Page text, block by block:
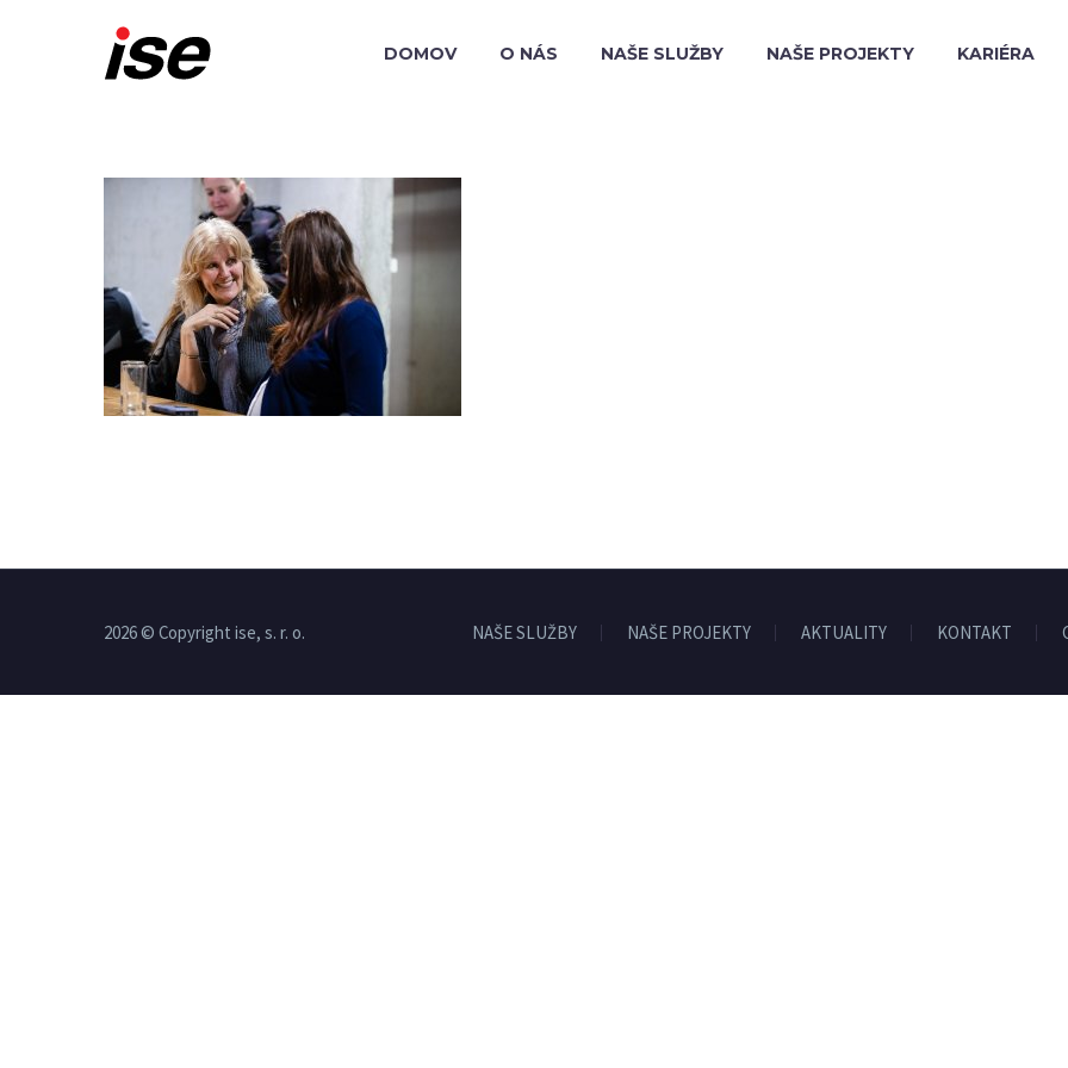
DOMOV O NÁS NAŠE SLUŽBY NAŠE PROJEKTY KARIÉRA
NAŠE SLUŽBY NAŠE PROJEKTY AKTUALITY KONTAKT
2026 © Copyright ise, s. r. o.